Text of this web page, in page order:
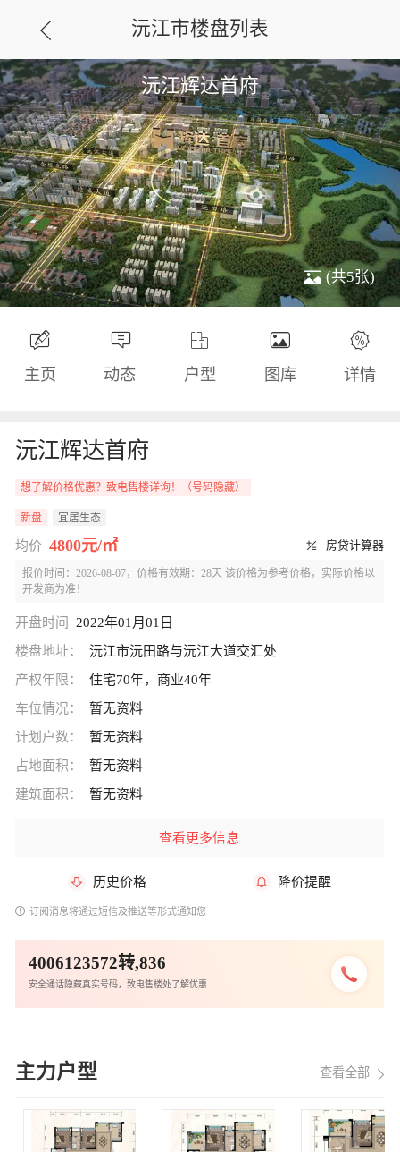
沅江市楼盘列表
沅江辉达首府
(共5张)
主页 动态 户型 图库 详情
沅江辉达首府
想了解价格优惠？致电售楼详询！（号码隐藏）
新盘 宜居生态
均价 房贷计算器
4800元/㎡
报价时间：2026-08-07，价格有效期：28天 该价格为参考价格，实际价格以
开发商为准！
开盘时间
2022年01月01日
楼盘地址：
沅江市沅田路与沅江大道交汇处
产权年限：
住宅70年，商业40年
车位情况：
暂无资料
计划户数：
暂无资料
占地面积：
暂无资料
建筑面积：
暂无资料
查看更多信息
历史价格 降价提醒
订阅消息将通过短信及推送等形式通知您
4006123572转,836
安全通话隐藏真实号码，致电售楼处了解优惠
主力户型 查看全部